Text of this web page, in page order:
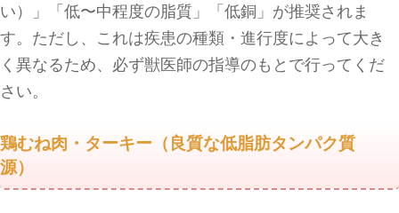
い）」「低〜中程度の脂質」「低銅」が推奨されま
す。ただし、これは疾患の種類・進行度によって大き
く異なるため、必ず獣医師の指導のもとで行ってくだ
さい。
鶏むね肉・ターキー（良質な低脂肪タンパク質
源）